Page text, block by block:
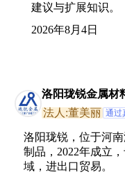
建议与扩展知识。
2026年8月4日
洛阳珑锐金属材
法人:董美丽 通过
洛阳珑锐，位于河
制品，2022年成立
域，进出口贸易。